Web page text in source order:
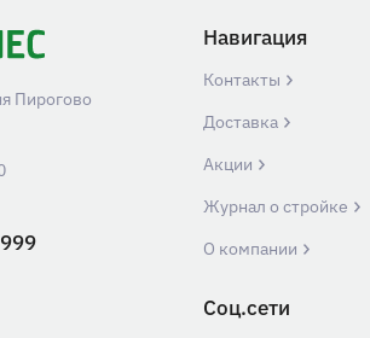
Пирогово
Навигация
Контакты
Доставка
Акции
Журнал о стройке
О компании
Соц.сети